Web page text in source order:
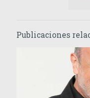
Publicaciones